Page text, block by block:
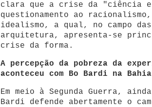
clara que a crise da "ciência
questionamento ao
idealismo, a qual, no campo
arquitetura, apresenta-se
crise da forma.
A percepção da pobreza da
aconteceu com Bo Bardi na Bahia
Em meio à Segunda Guerra,
Bardi defende abertamente o